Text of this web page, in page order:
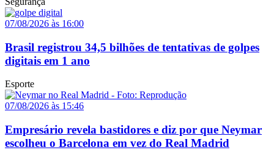
07/08/2026 às 16:00
Brasil registrou 34,5 bilhões de tentativas de golpes
digitais em 1 ano
Esporte
07/08/2026 às 15:46
Empresário revela bastidores e diz por que Neymar
escolheu o Barcelona em vez do Real Madrid